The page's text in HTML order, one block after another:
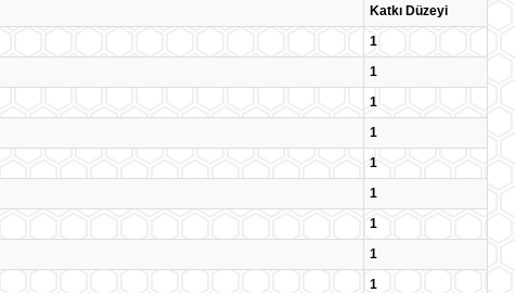
Katkı Düzeyi
1
1
1
1
1
1
1
1
1